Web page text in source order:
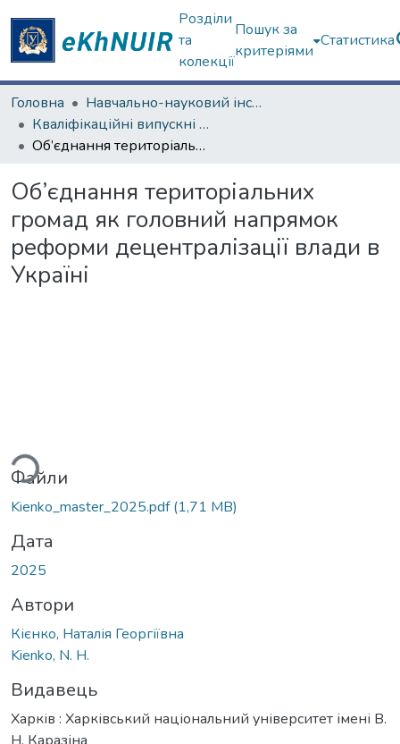
Розділи
та
колекції
Пошук за
критеріями
Статистика
Головна
Навчально-науковий інститут "Інститут державного управління"
Кваліфікаційні випускні роботи магістрів. Інститут державного управління
Об’єднання територіальних громад як головний напрямок реформи децентралізації влади в Україні
Об’єднання територіальних
громад як головний напрямок
реформи децентралізації влади в
Україні
Файли
Kienko_master_2025.pdf(1,71 MB)
Дата
2025
Автори
Кієнко, Наталія Георгіївна
Kienko, N. H.
Видавець
Харків : Харківський національний університет імені В.